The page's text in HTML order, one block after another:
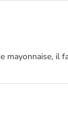
mayonnaise, il